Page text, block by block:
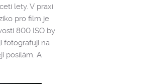
lety. V praxi
pro film je
800 ISO by
fotografuji na
posílám. A